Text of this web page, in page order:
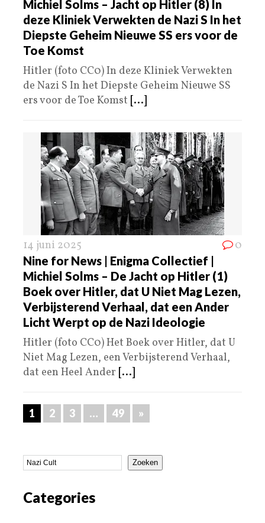
Michiel Solms – Jacht op Hitler (8) In
deze Kliniek Verwekten de Nazi S In het
Diepste Geheim Nieuwe SS ers voor de
Toe Komst
Hitler (foto CC0) In deze Kliniek Verwekten
de Nazi S In het Diepste Geheim Nieuwe SS
ers voor de Toe Komst [...]
14 juni 2025 0
Nine for News | Enigma Collectief |
Michiel Solms – De Jacht op Hitler (1)
Boek over Hitler, dat U Niet Mag Lezen,
Verbijsterend Verhaal, dat een Ander
Licht Werpt op de Nazi Ideologie
Hitler (foto CC0) Het Boek over Hitler, dat U
Niet Mag Lezen, een Verbijsterend Verhaal,
dat een Heel Ander [...]
1 2 3 … 49 »
Zoeken
Categories